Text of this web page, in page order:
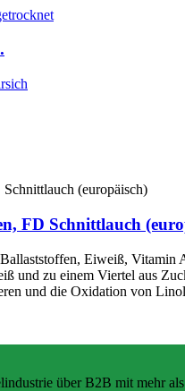
FD Schnittlauch
Ballaststoffen, Eiweiß,
und zu einem Viertel aus
und die Oxidation von
über B2B mit mehr